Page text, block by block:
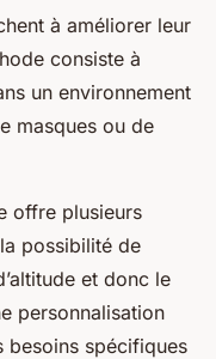
à améliorer leur
consiste à
un environnement
masques ou de
offre plusieurs
possibilité de
et donc le
personnalisation
besoins spécifiques